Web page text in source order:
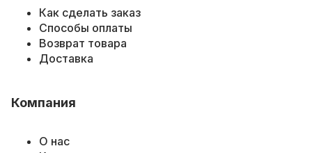
Как сделать заказ
Способы оплаты
Возврат товара
Доставка
Компания
О нас